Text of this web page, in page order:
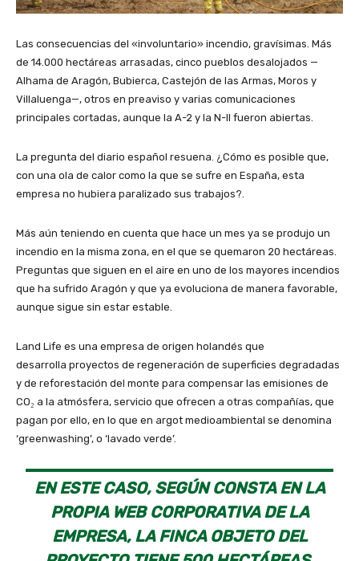
Las consecuencias del «involuntario» incendio, gravísimas. Más
de 14.000 hectáreas arrasadas, cinco pueblos desalojados —
Alhama de Aragón, Bubierca, Castejón de las Armas, Moros y
Villaluenga—, otros en preaviso y varias comunicaciones
principales cortadas, aunque la A-2 y la N-II fueron abiertas.
La pregunta del diario español resuena. ¿Cómo es posible que,
con una ola de calor como la que se sufre en España, esta
empresa no hubiera paralizado sus trabajos?.
Más aún teniendo en cuenta que hace un mes ya se produjo un
incendio en la misma zona, en el que se quemaron 20 hectáreas.
Preguntas que siguen en el aire en uno de los mayores incendios
que ha sufrido Aragón y que ya evoluciona de manera favorable,
aunque sigue sin estar estable.
Land Life es una empresa de origen holandés que
desarrolla proyectos de regeneración de superficies degradadas
y de reforestación del monte para compensar las emisiones de
CO₂ a la atmósfera, servicio que ofrecen a otras compañías, que
pagan por ello, en lo que en argot medioambiental se denomina
‘greenwashing’, o ‘lavado verde’.
EN ESTE CASO, SEGÚN CONSTA EN LA
PROPIA WEB CORPORATIVA DE LA
EMPRESA, LA FINCA OBJETO DEL